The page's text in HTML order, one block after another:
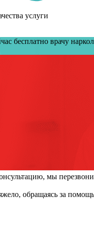
услуги
бесплатно врачу
мы
обращаясь за